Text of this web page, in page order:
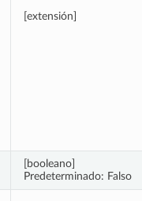
[extensión]
[booleano]
Predeterminado: Falso